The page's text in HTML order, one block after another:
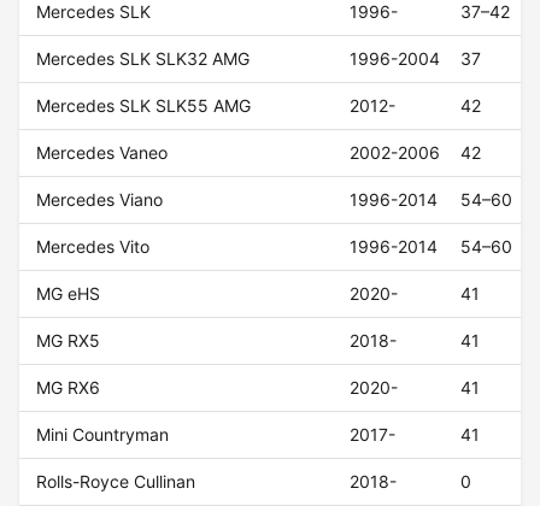
Mercedes SLK 1996- 37–42
Mercedes SLK SLK32 AMG 1996-2004 37
Mercedes SLK SLK55 AMG 2012- 42
Mercedes Vaneo 2002-2006 42
Mercedes Viano 1996-2014 54–60
Mercedes Vito 1996-2014 54–60
MG eHS 2020- 41
MG RX5 2018- 41
MG RX6 2020- 41
Mini Countryman 2017- 41
Rolls-Royce Cullinan 2018- 0